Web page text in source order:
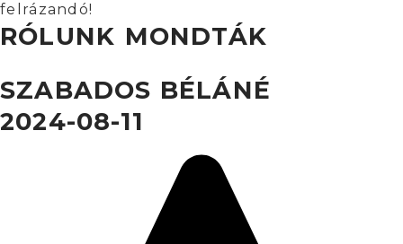
felrázandó!
RÓLUNK MONDTÁK
SZABADOS BÉLÁNÉ
2024-08-11